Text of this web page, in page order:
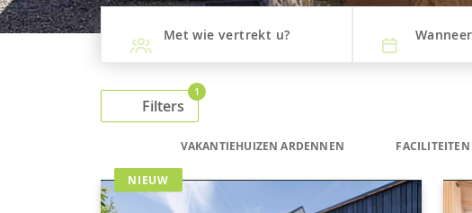
Met wie vertrekt u?
Filters
1
VAKANTIEHUIZEN ARDENNEN FACILITEITEN